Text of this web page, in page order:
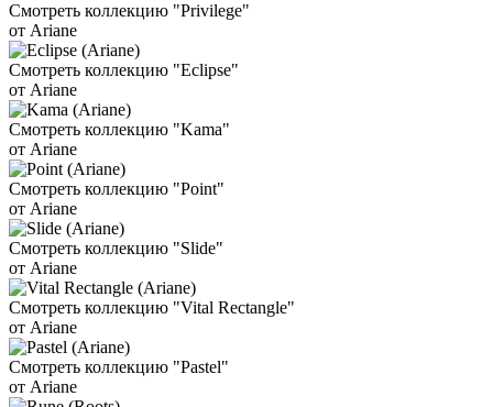
Смотреть коллекцию "Privilege"
от Ariane
Смотреть коллекцию "Eclipse"
от Ariane
Смотреть коллекцию "Kama"
от Ariane
Смотреть коллекцию "Point"
от Ariane
Смотреть коллекцию "Slide"
от Ariane
Смотреть коллекцию "Vital Rectangle"
от Ariane
Смотреть коллекцию "Pastel"
от Ariane